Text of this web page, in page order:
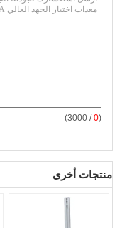
(
0
/ 3000)
منتجات أخرى